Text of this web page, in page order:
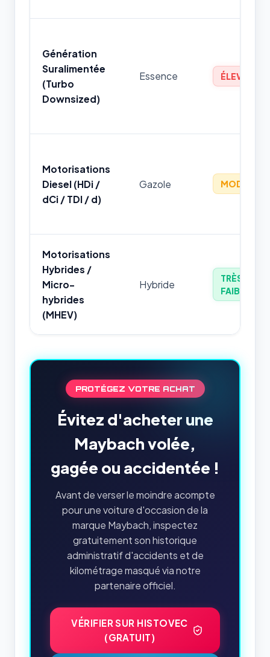
Génération
Suralimentée
(Turbo
Downsized)
Essence ÉLEVÉ
Motorisations
Diesel (HDi /
dCi / TDI / d)
Gazole MODÉRÉ
Motorisations
Hybrides /
Micro-
hybrides
(MHEV)
Hybride
TRÈS
FAIBLE
PROTÉGEZ VOTRE ACHAT
Évitez d'acheter une
Maybach volée,
gagée ou accidentée !
Avant de verser le moindre acompte
pour une voiture d'occasion de la
marque Maybach, inspectez
gratuitement son historique
administratif d'accidents et de
kilométrage masqué via notre
partenaire officiel.
VÉRIFIER SUR HISTOVEC
(GRATUIT)